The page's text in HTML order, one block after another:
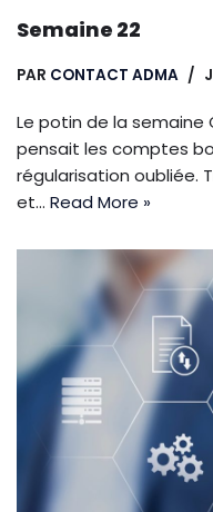
Semaine 22
PAR CONTACT ADMA
Le potin de la semaine
pensait les comptes
régularisation oubliée.
et… Read More »